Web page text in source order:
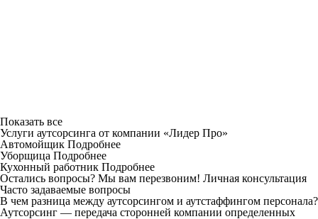
Показать все
Услуги аутсорсинга от компании «Лидер Про»
Автомойщик Подробнее
Уборщица Подробнее
Кухонный работник Подробнее
Остались вопросы? Мы вам перезвоним! Личная консультация
Часто задаваемые вопросы
В чем разница между аутсорсингом и аутстаффингом персонала?
Аутсорсинг — передача сторонней компании определенных